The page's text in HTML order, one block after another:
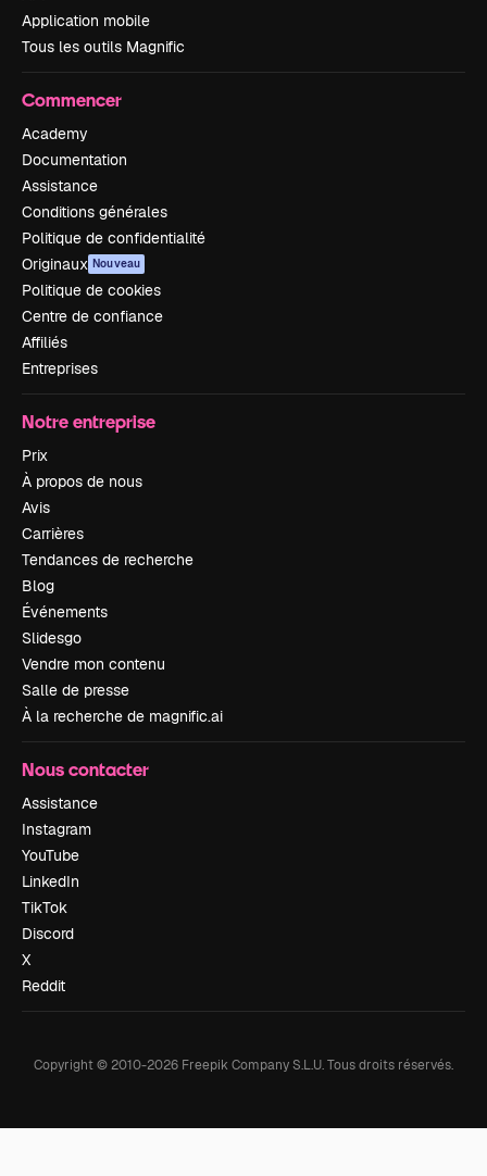
Application mobile
Tous les outils Magnific
Commencer
Academy
Documentation
Assistance
Conditions générales
Politique de confidentialité
Originaux Nouveau
Politique de cookies
Centre de confiance
Affiliés
Entreprises
Notre entreprise
Prix
À propos de nous
Avis
Carrières
Tendances de recherche
Blog
Événements
Slidesgo
Vendre mon contenu
Salle de presse
À la recherche de magnific.ai
Nous contacter
Assistance
Instagram
YouTube
LinkedIn
TikTok
Discord
X
Reddit
Copyright © 2010-2026 Freepik Company S.L.U.Tous droits réservés.